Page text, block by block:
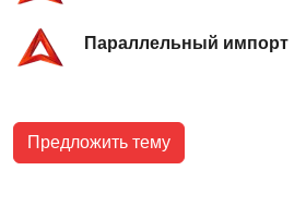
Параллельный импорт
Предложить тему